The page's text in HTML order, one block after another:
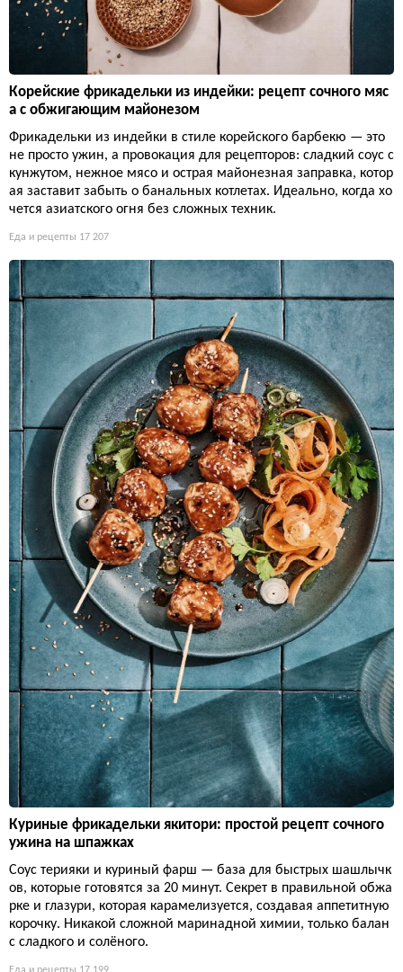
Корейские фрикадельки из индейки: рецепт сочного мяс
а с обжигающим майонезом
Фрикадельки из индейки в стиле корейского барбекю — это
не просто ужин, а провокация для рецепторов: сладкий соус с
кунжутом, нежное мясо и острая майонезная заправка, котор
ая заставит забыть о банальных котлетах. Идеально, когда хо
чется азиатского огня без сложных техник.
Еда и рецепты 17 207
Куриные фрикадельки якитори: простой рецепт сочного
ужина на шпажках
Соус терияки и куриный фарш — база для быстрых шашлычк
ов, которые готовятся за 20 минут. Секрет в правильной обжа
рке и глазури, которая карамелизуется, создавая аппетитную
корочку. Никакой сложной маринадной химии, только балан
с сладкого и солёного.